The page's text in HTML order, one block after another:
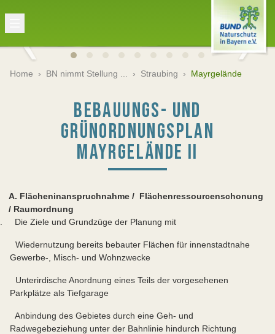
Home › BN nimmt Stellung ... › Straubing › Mayrgelände
BEBAUUNGS- UND
GRÜNORDNUNGSPLAN
MAYRGELÄNDE II
A. Flächeninanspruchnahme / Flächenressourcenschonung
/ Raumordnung
Die Ziele und Grundzüge der Planung mit
Wiedernutzung bereits bebauter Flächen für innenstadtnahe
Gewerbe-, Misch- und Wohnzwecke
Unterirdische Anordnung eines Teils der vorgesehenen
Parkplätze als Tiefgarage
Anbindung des Gebietes durch eine Geh- und
Radwegebeziehung unter der Bahnlinie hindurch Richtung